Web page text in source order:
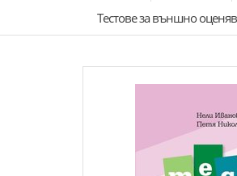
Тестове за външно